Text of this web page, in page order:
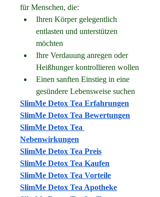
für Menschen, die:
Ihren Körper gelegentlich
entlasten und unterstützen
möchten
Ihre Verdauung anregen oder
Heißhunger kontrollieren wollen
Einen sanften Einstieg in eine
gesündere Lebensweise suchen
SlimMe Detox Tea Erfahrungen
SlimMe Detox Tea Bewertungen
SlimMe Detox Tea
Nebenwirkungen
SlimMe Detox Tea Preis
SlimMe Detox Tea Kaufen
SlimMe Detox Tea Vorteile
SlimMe Detox Tea Apotheke